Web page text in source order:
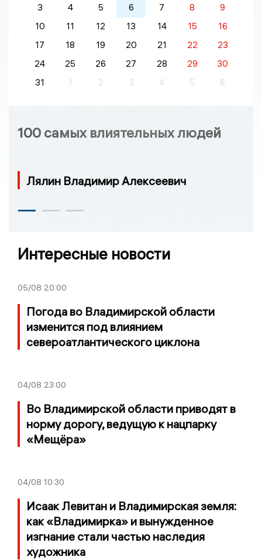
3 4 5 6 7 8
9
10
11 12 13 14 15
16
17
18 19 20 21 22
23
24
25 26 27 28 29
30
31
1 2 3 4 5 6
100 самых влиятельных людей
Лялин Владимир Алексеевич
Интересные новости
05/08 20:00
Погода во Владимирской области
изменится под влиянием
североатлантического циклона
04/08 23:00
Во Владимирской области приводят в
норму дорогу, ведущую к нацпарку
«Мещёра»
04/08 10:30
Исаак Левитан и Владимирская земля:
как «Владимирка» и вынужденное
изгнание стали частью наследия
художника